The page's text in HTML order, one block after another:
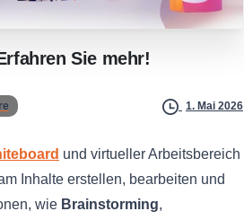
Sie mehr!
1. Mai 2026
und virtueller Arbeitsbereich
Inhalte erstellen, bearbeiten und
wie Brainstorming,